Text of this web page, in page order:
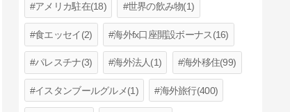
アメリカ駐在(18) 世界の飲み物(1)
食エッセイ(2) 海外fx口座開設ボーナス(16)
パレスチナ(3) 海外法人(1) 海外移住(99)
イスタンブールグルメ(1) 海外旅行(400)